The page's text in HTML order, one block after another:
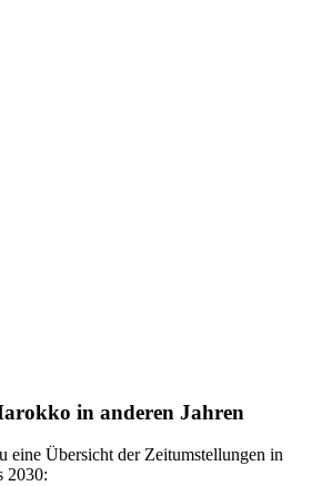
in anderen Jahren
eine Übersicht der Zeitumstellungen in
2030: